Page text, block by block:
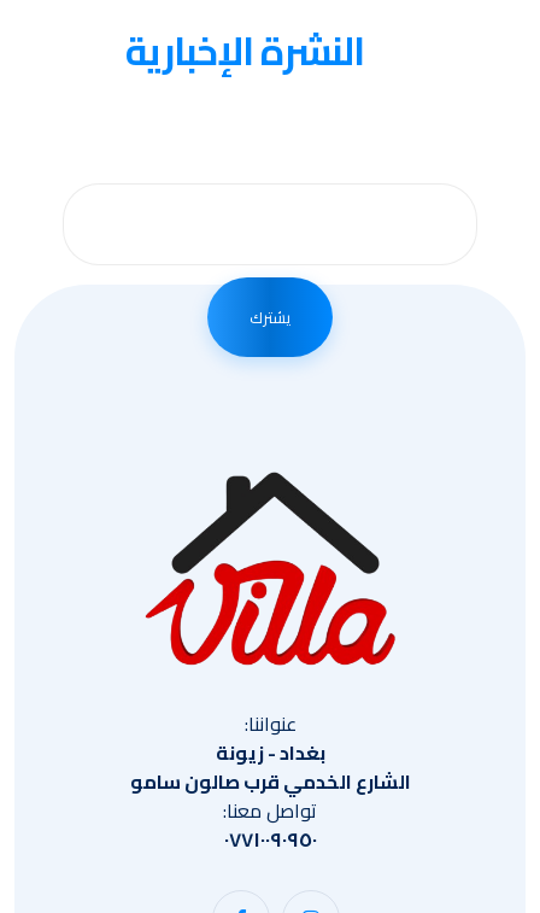
النشرة الإخبارية
يشترك
عنواننا:
بغداد - زيونة
الشارع الخدمي قرب صالون سامو
تواصل معنا:
٠٧٧١٠٠٩٠٩٥٠